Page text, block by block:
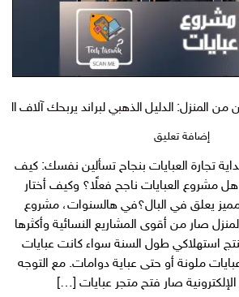
من المنزل: الدليل الذهبي لبراند يربحك آلاف
إضافة تعليقعلى
العبايات
أون
لاين
من
المنزل:
الذهبي
لبراند
تجارة العبايات بنجاح تسألين نفسك: كيف
مشروع العبايات ناجح فعلًا؟ وكيف أختار
يعلق في البال؟في هالسنوات، مشروع
صار من أقوى المشاريع النسائية وأكثرها
منتج استهلاكي طول السنة سواء كانت عبايات
ملونة أو حتى عباية دوامات. مع التوجه
الإلكترونية صار فتح متجر عبايات […]